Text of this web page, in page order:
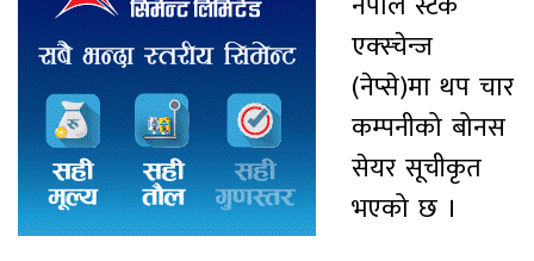
एक्स्चेन्ज
(नेप्से)मा थप चार
कम्पनीको बोनस
सेयर सूचीकृत
भएको छ ।